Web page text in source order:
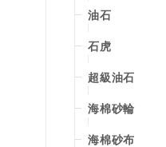
油石
石虎
超級油石
海棉砂輪
海棉砂布